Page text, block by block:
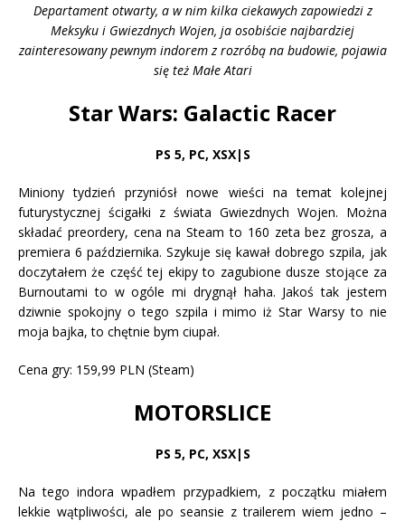
Departament otwarty, a w nim kilka ciekawych zapowiedzi z
Meksyku i Gwiezdnych Wojen, ja osobiście najbardziej
zainteresowany pewnym indorem z rozróbą na budowie, pojawia
się też Małe Atari
Star Wars: Galactic Racer
PS 5, PC, XSX|S
Miniony tydzień przyniósł nowe wieści na temat kolejnej
futurystycznej ścigałki z świata Gwiezdnych Wojen. Można
składać preordery, cena na Steam to 160 zeta bez grosza, a
premiera 6 października. Szykuje się kawał dobrego szpila, jak
doczytałem że część tej ekipy to zagubione dusze stojące za
Burnoutami to w ogóle mi drygnął haha. Jakoś tak jestem
dziwnie spokojny o tego szpila i mimo iż Star Warsy to nie
moja bajka, to chętnie bym ciupał.
Cena gry: 159,99 PLN (Steam)
MOTORSLICE
PS 5, PC, XSX|S
Na tego indora wpadłem przypadkiem, z początku miałem
lekkie wątpliwości, ale po seansie z trailerem wiem jedno –